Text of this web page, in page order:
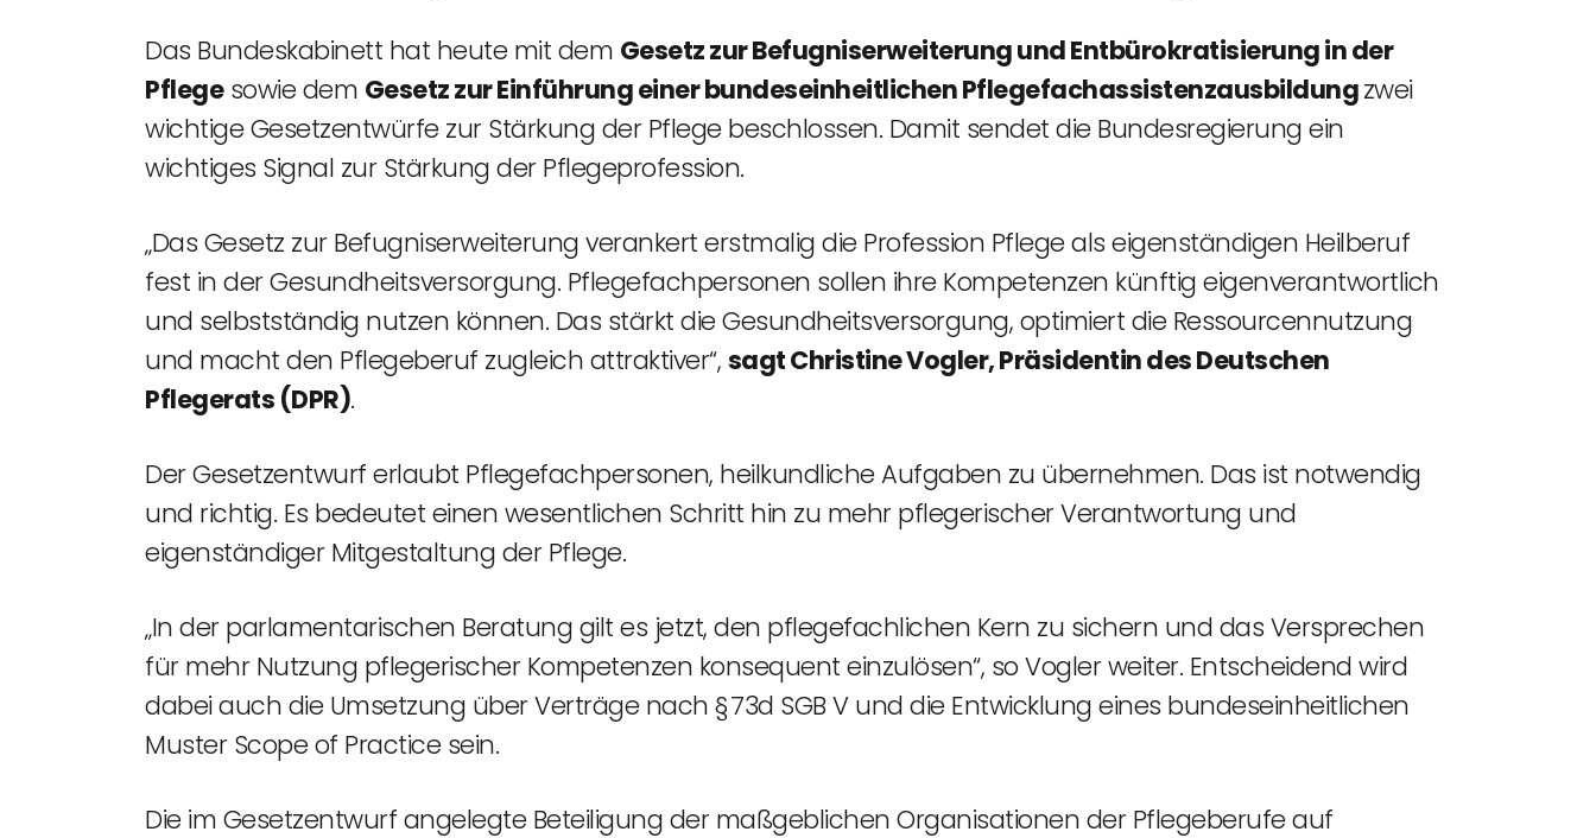
Das Bundeskabinett hat heute mit dem Gesetz zur Befugniserweiterung und Entbürokratisierung in der
Pflegesowie dem Gesetz zur Einführung einer bundeseinheitlichen Pflegefachassistenzausbildungzwei
wichtige Gesetzentwürfe zur Stärkung der Pflege beschlossen. Damit sendet die Bundesregierung ein
wichtiges Signal zur Stärkung der Pflegeprofession.
„Das Gesetz zur Befugniserweiterung verankert erstmalig die Profession Pflege als eigenständigen Heilberuf
fest in der Gesundheitsversorgung. Pflegefachpersonen sollen ihre Kompetenzen künftig eigenverantwortlich
und selbstständig nutzen können. Das stärkt die Gesundheitsversorgung, optimiert die Ressourcennutzung
und macht den Pflegeberuf zugleich attraktiver“, sagt Christine Vogler, Präsidentin des Deutschen
Pflegerats (DPR).
Der Gesetzentwurf erlaubt Pflegefachpersonen, heilkundliche Aufgaben zu übernehmen. Das ist notwendig
und richtig. Es bedeutet einen wesentlichen Schritt hin zu mehr pflegerischer Verantwortung und
eigenständiger Mitgestaltung der Pflege.
„In der parlamentarischen Beratung gilt es jetzt, den pflegefachlichen Kern zu sichern und das Versprechen
für mehr Nutzung pflegerischer Kompetenzen konsequent einzulösen“, so Vogler weiter. Entscheidend wird
dabei auch die Umsetzung über Verträge nach § 73d SGB V und die Entwicklung eines bundeseinheitlichen
Muster Scope of Practice sein.
Die im Gesetzentwurf angelegte Beteiligung der maßgeblichen Organisationen der Pflegeberufe auf